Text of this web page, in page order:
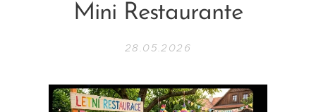
Mini Restaurante
28.05.2026